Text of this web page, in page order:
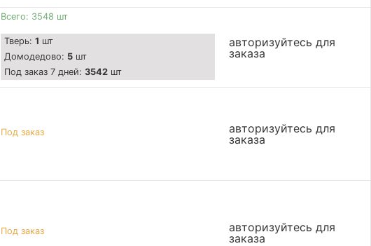
Всего: 3548 шт
Тверь: 1 шт
Домодедово: 5шт
Под заказ 7 дней: 3542шт
авторизуйтесь для
заказа
Под заказ
авторизуйтесь для
заказа
Под заказ
авторизуйтесь для
заказа